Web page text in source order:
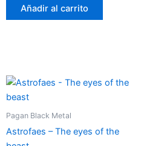
Añadir al carrito
Pagan Black Metal
Astrofaes – The eyes of the